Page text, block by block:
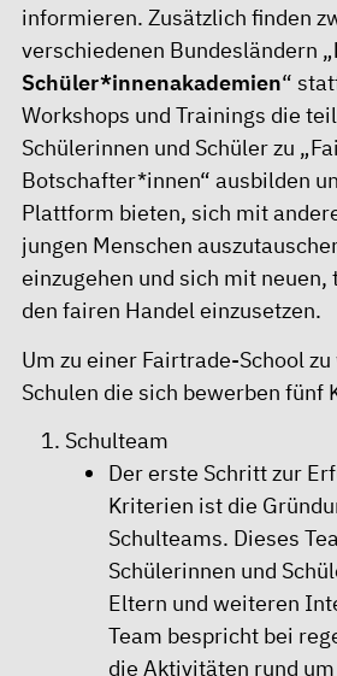
informieren. Zusätzlich finden
verschiedenen Bundesländern „
Schüler*innenakademien“
Workshops und Trainings die
Schülerinnen und Schüler zu
Botschafter*innen“ ausbilden
Plattform bieten, sich mit
jungen Menschen
einzugehen und sich mit
den fairen Handel einzusetzen.
Um zu einer Fairtrade-School
Schulen die sich bewerben fünf
Schulteam
Der erste Schritt zur
Kriterien ist die
Schulteams. Dieses
Schülerinnen und
Eltern und weiteren
Team bespricht bei
die Aktivitäten rund